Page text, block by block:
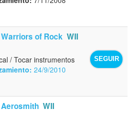
of Rock WII
SEGUIR
/ Tocar instrumentos
24/9/2010
WII